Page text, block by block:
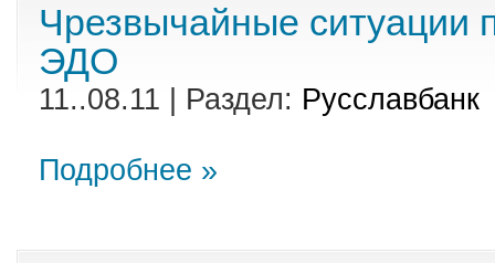
Чрезвычайные ситуации
ЭДО
11..08.11 | Раздел: Русславбанк
Подробнее »